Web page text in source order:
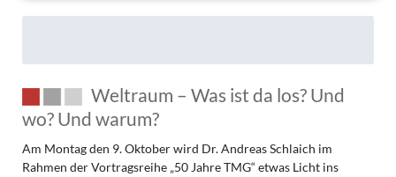
Weltraum – Was ist da los? Und
wo? Und warum?
Am Montag den 9. Oktober wird Dr. Andreas Schlaich im
Rahmen der Vortragsreihe „50 Jahre TMG“ etwas Licht ins